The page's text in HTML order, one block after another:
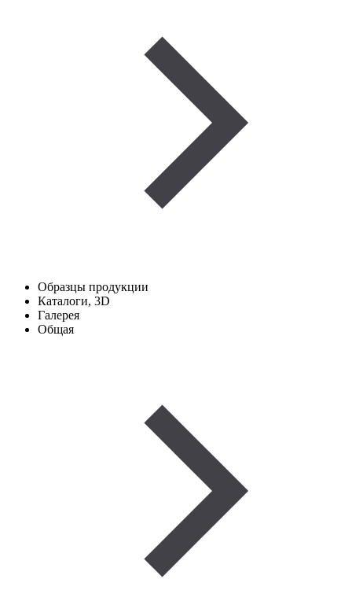
Образцы продукции
Каталоги, 3D
Галерея
Общая